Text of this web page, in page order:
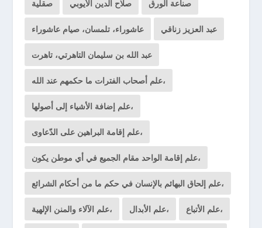
صقلية صلاح الدين الأيوبي صناعة الورق
عاشوراء، تلمسان، صيام عاشوراء عبد العزيز زناقي
عبد الله بن سليمان التاهرتي، تاهرت
علم أصحاب الفترات ما حكمهم عند الله،
علم إضافة الأشياء إلى أصولها،
علم إقامة البراهين على الدّعاوى،
علم إقامة الواحد مقام الجميع في أي موطن يكون،
علم إلحاق البهائم بالإنسان في حكم ما من أحكام الشرائع،
علم الآلاء والمنن الإلهية، علم الأبدال، علم الأتباع،